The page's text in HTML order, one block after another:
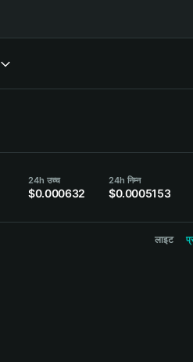
24h उच्च
$0.000632
24h निम्न
$0.0005153
लाइट